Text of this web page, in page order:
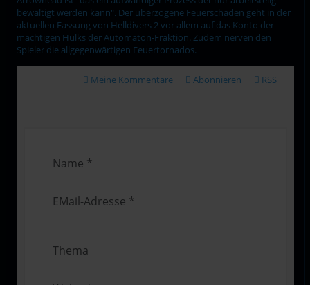
bewältigt werden kann". Der überzogene Feuerschaden geht in der
aktuellen Fassung von Helldivers 2 vor allem auf das Konto der
mächtigen Hulks der Automaton-Fraktion. Zudem nerven den
Spieler die allgegenwärtigen Feuertornados.
Meine Kommentare Abonnieren RSS